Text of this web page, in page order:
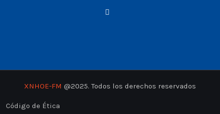
XNHOE-FM @2025. Todos los derechos reservados
Código de Ética